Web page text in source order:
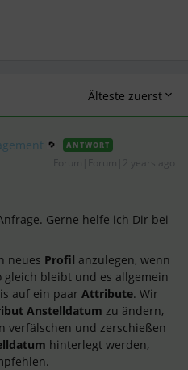
Älteste zuerst
ANTWORT
Gerne helfe ich Dir bei
neues Profil anzulegen, wenn
gleich bleibt und es allgemein
auf ein paar Attribute. Wir
Anstelldatum zu ändern,
verfälschen und zerschießen
hinterlegt werden,